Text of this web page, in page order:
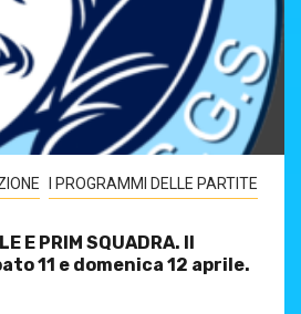
I PROGRAMMI DELLE PARTITE
E PRIM SQUADRA. Il
11 e domenica 12 aprile.